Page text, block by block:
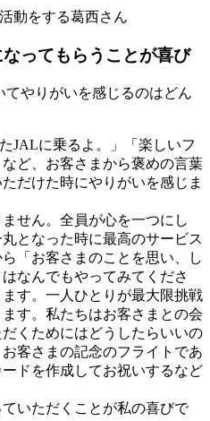
動をする葛西さん
ってもらうことが喜び
やりがいを感じるのはどん
JALに乗るよ。」「楽しいフ
ど、お客さまから褒めの言葉
だけた時にやりがいを感じま
せん。全員が心を一つにし
となった時に最高のサービス
「お客さまのことを思い、し
なんでもやってみてくださ
す。一人ひとりが最大限挑戦
す。私たちはお客さまとの会
くためにはどうしたらいいの
客さまの記念のフライトであ
ドを作成してお祝いするなど
いただくことが私の喜びで